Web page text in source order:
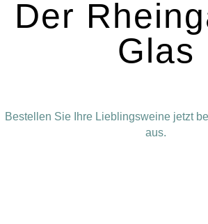
Der
Glas
Bestellen Sie Ihre Lieblingsweine jetzt
aus.